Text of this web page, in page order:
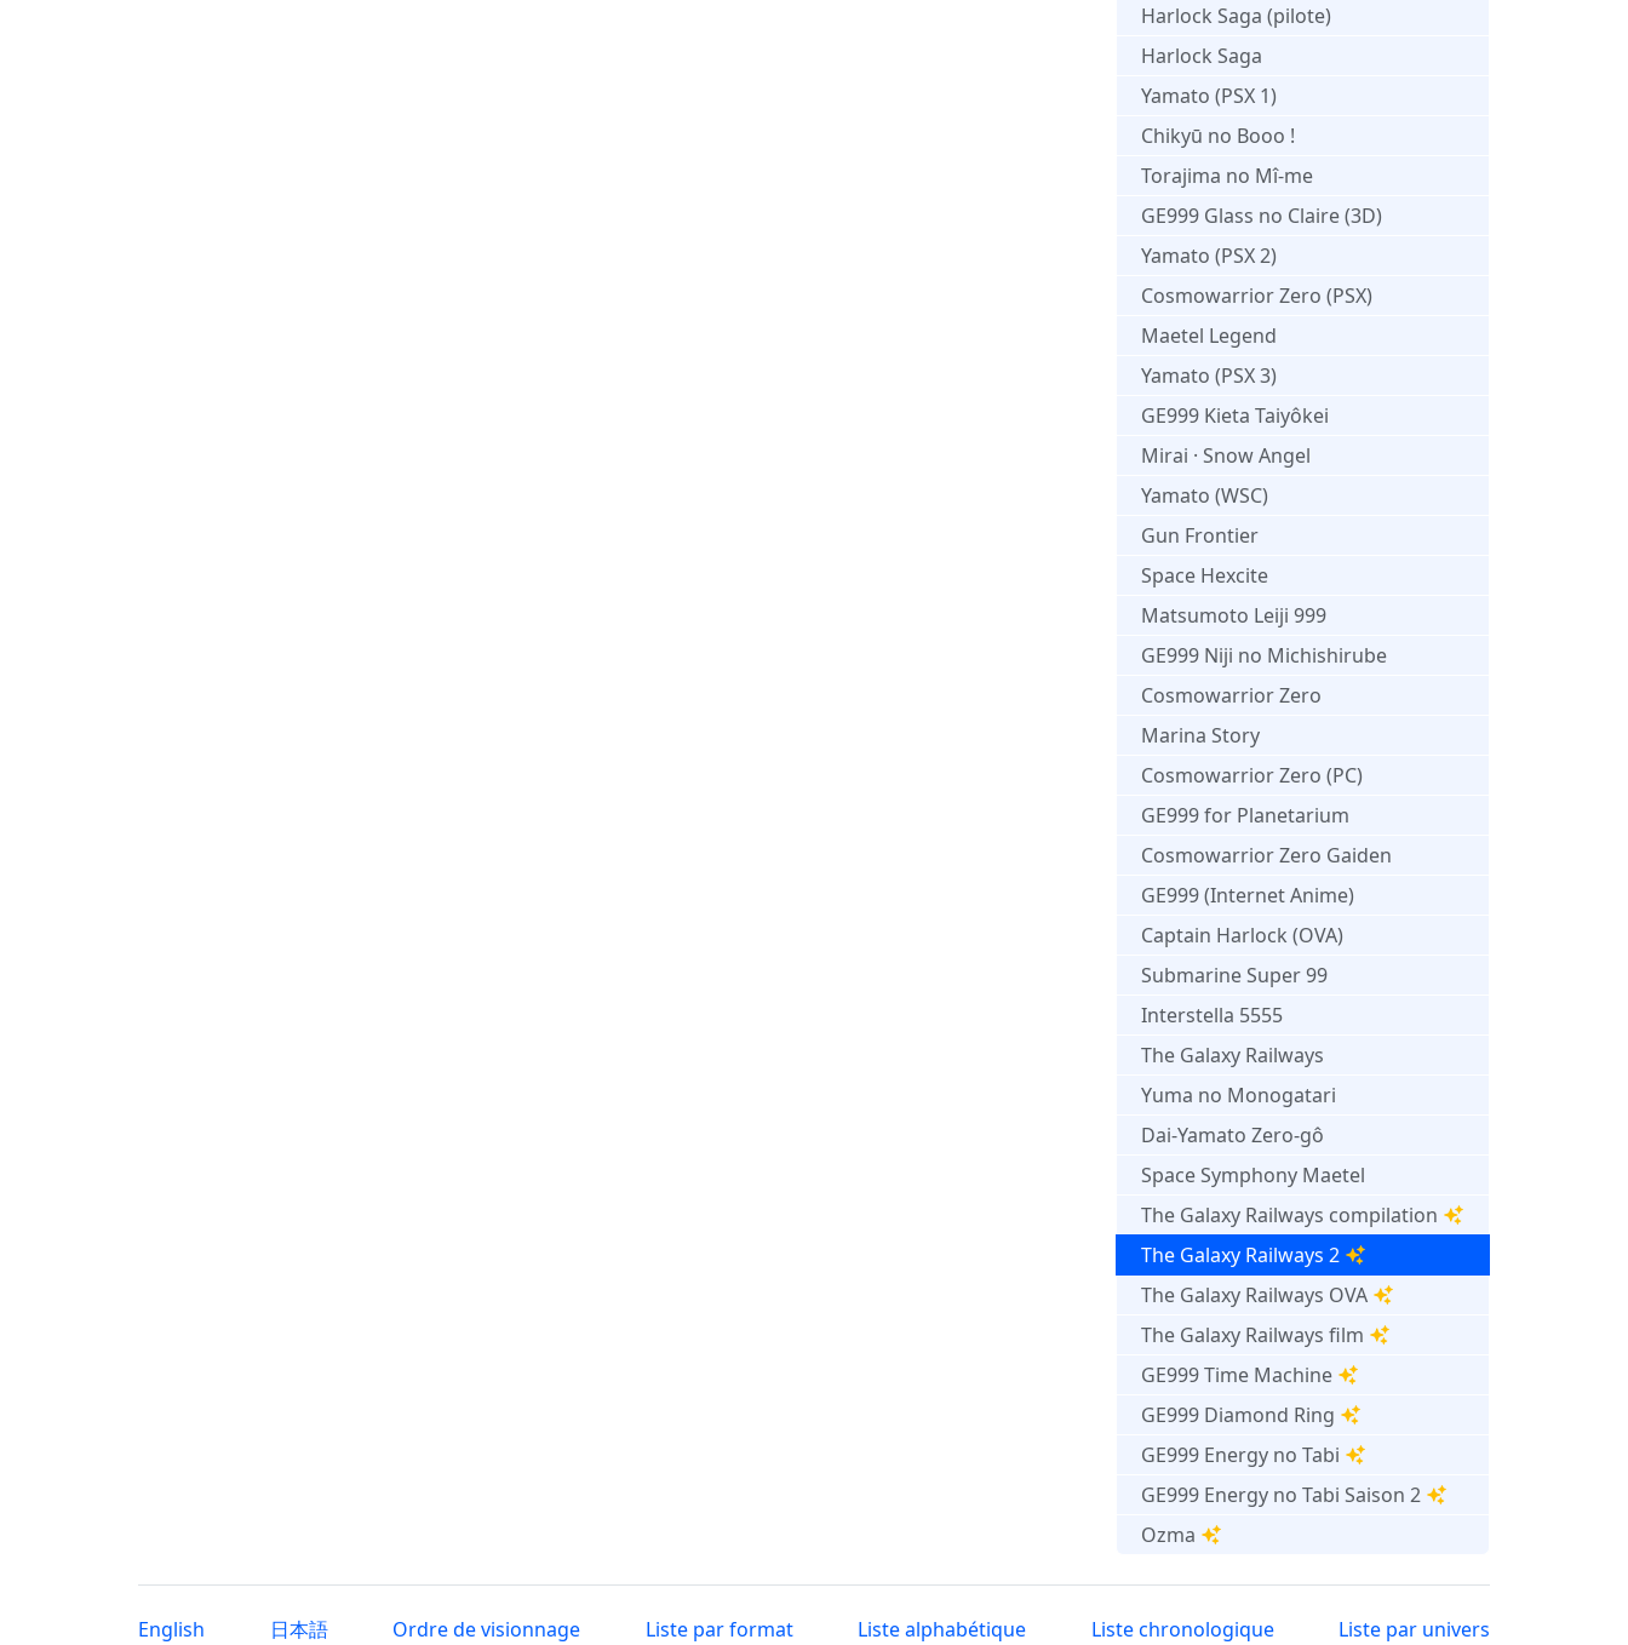
Harlock Saga (pilote)
Harlock Saga
Yamato (PSX 1)
Chikyū no Booo !
Torajima no Mî-me
GE999 Glass no Claire (3D)
Yamato (PSX 2)
Cosmowarrior Zero (PSX)
Maetel Legend
Yamato (PSX 3)
GE999 Kieta Taiyôkei
Mirai · Snow Angel
Yamato (WSC)
Gun Frontier
Space Hexcite
Matsumoto Leiji 999
GE999 Niji no Michishirube
Cosmowarrior Zero
Marina Story
Cosmowarrior Zero (PC)
GE999 for Planetarium
Cosmowarrior Zero Gaiden
GE999 (Internet Anime)
Captain Harlock (OVA)
Submarine Super 99
Interstella 5555
The Galaxy Railways
Yuma no Monogatari
Dai-Yamato Zero-gô
Space Symphony Maetel
The Galaxy Railways compilation
The Galaxy Railways 2
The Galaxy Railways OVA
The Galaxy Railways film
GE999 Time Machine
GE999 Diamond Ring
GE999 Energy no Tabi
GE999 Energy no Tabi Saison 2
Ozma
English 日本語 Ordre de visionnage Liste par format Liste alphabétique Liste chronologique Liste par univers